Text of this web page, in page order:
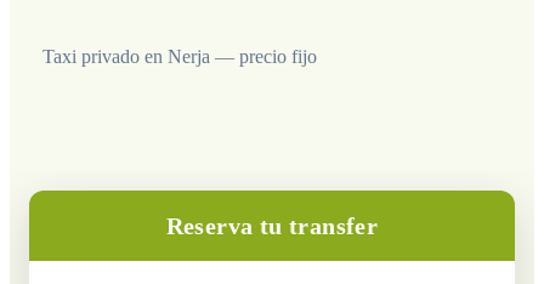
Taxi privado en Nerja — precio fijo
Reserva tu transfer